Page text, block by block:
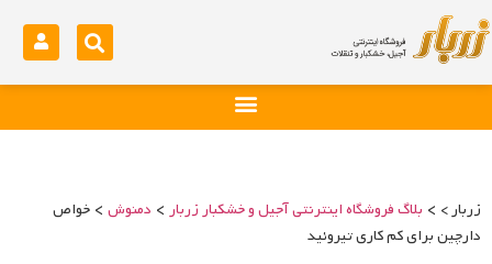
زربار > > بلاگ فروشگاه اینترنتی آجیل و خشکبار زربار > دمنوش > خواص
دارچین برای کم کاری تیروئید